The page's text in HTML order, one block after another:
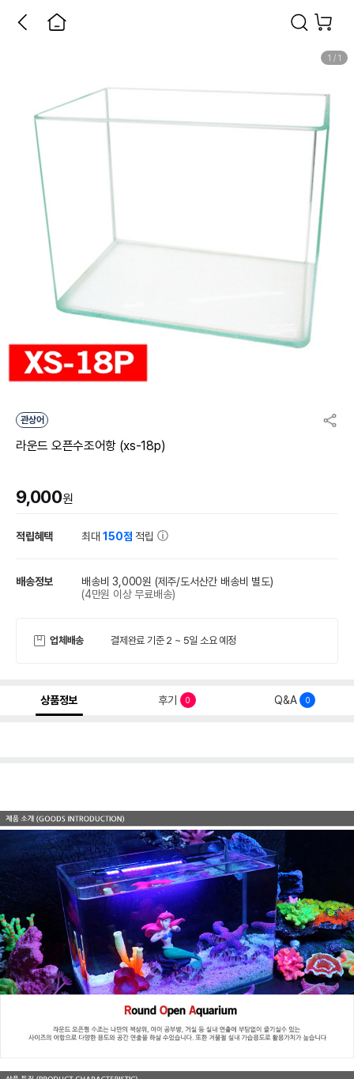
1 / 1
관상어
라운드 오픈수조어항 (xs-18p)
9,000원
적립혜택 최대150점 적립
배송정보 배송비 3,000원 (제주/도서산간 배송비 별도)
(4만원 이상 무료배송)
업체배송 결제완료 기준 2 ~ 5일 소요 예정
상품정보 후기 0 Q&A 0